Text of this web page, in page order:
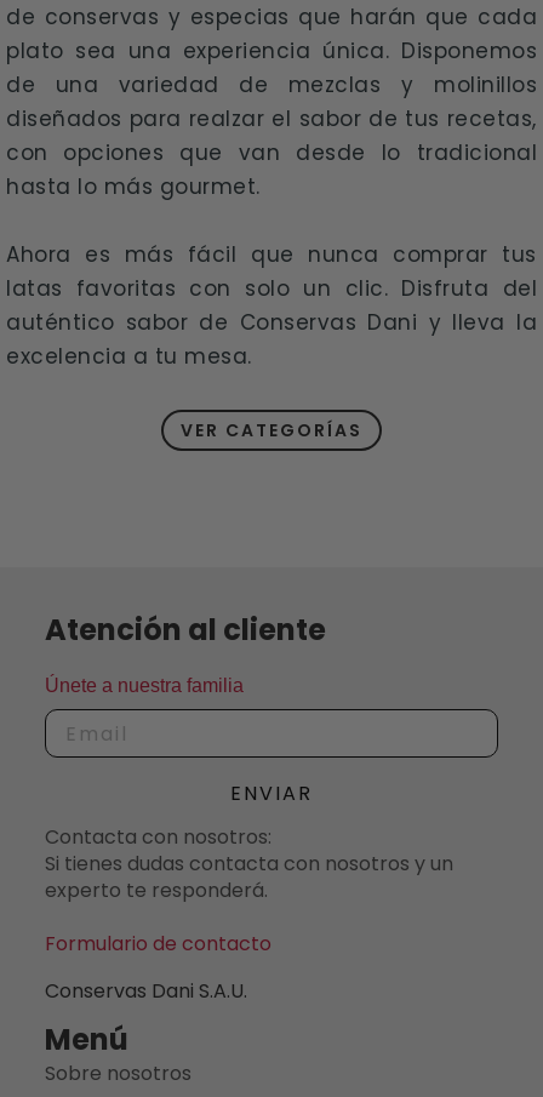
de conservas y especias que harán que cada
plato sea una experiencia única. Disponemos
de una variedad de mezclas y molinillos
diseñados para realzar el sabor de tus recetas,
con opciones que van desde lo tradicional
hasta lo más gourmet.
Ahora es más fácil que nunca comprar tus
latas favoritas con solo un clic. Disfruta del
auténtico sabor de Conservas Dani y lleva la
excelencia a tu mesa.
VER CATEGORÍAS
Atención al cliente
Únete a nuestra familia
ENVIAR
Contacta con nosotros:
Si tienes dudas contacta con nosotros y un
experto te responderá.
Formulario de contacto
Conservas Dani S.A.U.
Menú
Sobre nosotros